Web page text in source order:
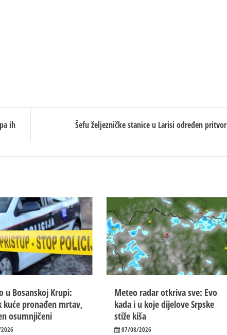
ih
Šefu željezničke stanice u Larisi određen pritvor
u Bosanskoj Krupi:
kuće pronađen mrtav,
osumnjičeni
Meteo radar otkriva sve: Evo
kada i u koje dijelove Srpske
stiže kiša
07/08/2026